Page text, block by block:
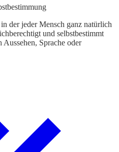
der jeder Mensch ganz natürlich
und selbstbestimmt
Sprache oder